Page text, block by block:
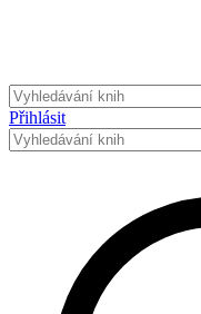
Přihlásit